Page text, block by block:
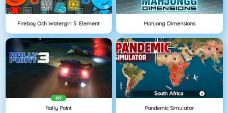
Fireboy Och Watergirl 5: Element Mahjong Dimensions
NY
Rally Point Pandemic Simulator